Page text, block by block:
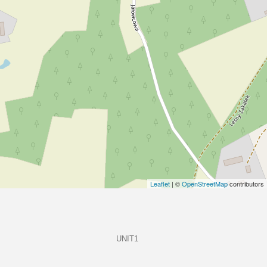
Leaflet | ©OpenStreetMapcontributors
UNIT1